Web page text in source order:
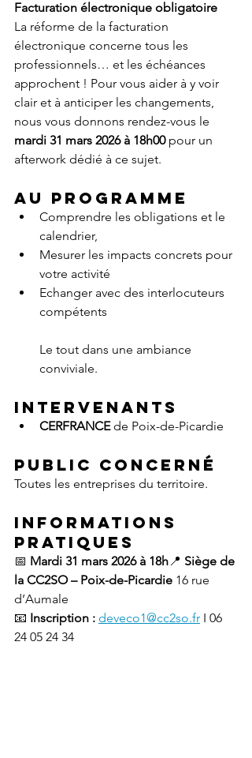
Facturation électronique obligatoire
La réforme de la facturation
électronique concerne tous les
professionnels… et les échéances
approchent ! Pour vous aider à y voir
clair et à anticiper les changements,
nous vous donnons rendez-vous le
mardi 31 mars 2026 à 18h00 pour un
afterwork dédié à ce sujet.
Au programme
Comprendre les obligations et le
calendrier,
Mesurer les impacts concrets pour
votre activité
Echanger avec des interlocuteurs
compétents
Le tout dans une ambiance
conviviale.
Intervenants
CERFRANCE de Poix-de-Picardie
Public concerné
Toutes les entreprises du territoire.
Informations
pratiques
📅 Mardi 31 mars 2026 à 18h📍 Siège de
la CC2SO – Poix-de-Picardie 16 rue
d’Aumale
📧 Inscription : deveco1@cc2so.fr I 06
24 05 24 34